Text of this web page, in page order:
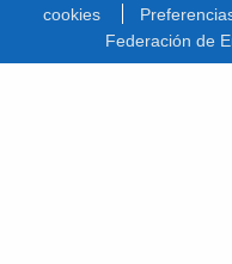
cookies
Federación de